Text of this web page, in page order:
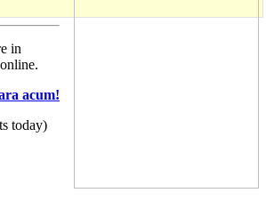
in
acum!
today)